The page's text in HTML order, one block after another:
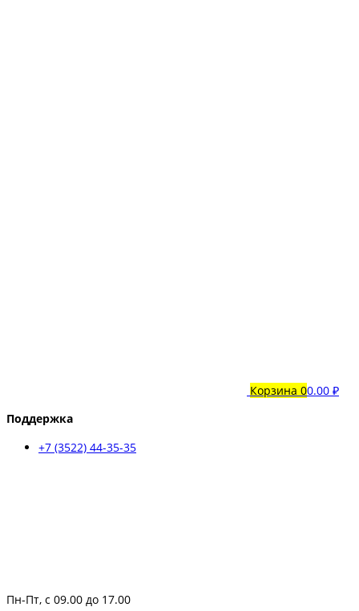
Корзина 00.00 ₽
Поддержка
+7 (3522) 44-35-35
Пн-Пт, с 09.00 до 17.00